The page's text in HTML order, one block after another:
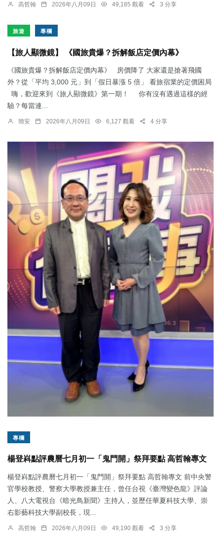
高哲翰 2026年八月09日 49,185 觀看 3 分享
旅遊 專欄
【旅人顯微鏡】 《國旅貴爆？拆解飯店定價內幕》
《國旅貴爆？拆解飯店定價內幕》 房價降了 大家還是搶著飛國
外？從「平均 3,000 元」到「假日暴漲 5 倍」 看旅宿業的定價困局
嗨，歡迎來到《旅人顯微鏡》第一期！ 你有沒有遇過這樣的經
驗？每當連...
簡安 2026年八月09日 6,127 觀看 4 分享
專欄
楊登嵙點評農曆七月初一「鬼門開」祭拜要點 高哲翰專文
楊登嵙點評農曆七月初一「鬼門開」祭拜要點 高哲翰專文 前中央警
官學校教授、警察大學教授兼主任，曾任台視《臺灣變色龍》評論
人、八大電視台《暗光鳥新聞》主持人，並歷任華夏科技大學、崇
右影藝科技大學副校長，現...
高哲翰 2026年八月09日 49,190 觀看 3 分享